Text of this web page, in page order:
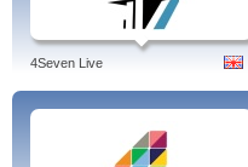
4Seven Live